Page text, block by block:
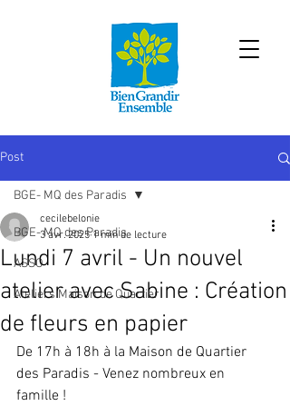
Post
BGE- MQ des Paradis
ASSO
Ateliers Maison de Quartier
BGE- MQ des Paradis
Lundi 7 avril - Un nouvel
atelier avec Sabine : Création
de fleurs en papier
cecilebelonie
3 avr. 2025 1 min de lecture
De 17h à 18h à la Maison de Quartier
des Paradis - Venez nombreux en
famille !